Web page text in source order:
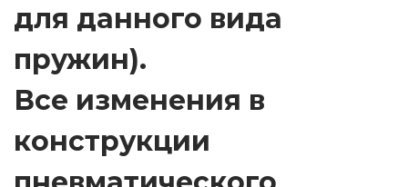
для данного вида
пружин).
Все изменения в
конструкции